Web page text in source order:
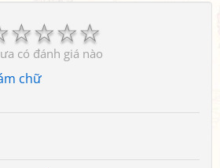
☆
☆
☆
☆
có đánh giá nào
chữ